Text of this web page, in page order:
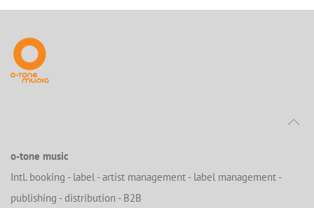
o-tone music
Intl. booking - label - artist management - label management -
publishing - distribution - B2B